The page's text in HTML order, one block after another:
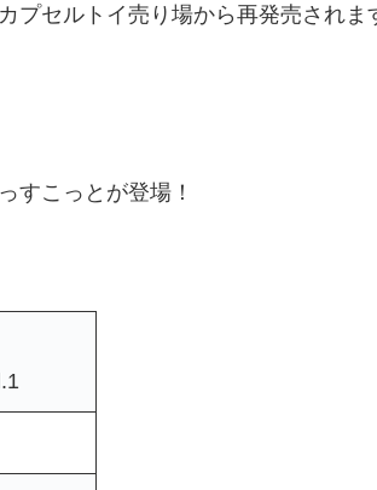
プセルトイ売り場から再発売されま
すこっとが登場！
vol.1